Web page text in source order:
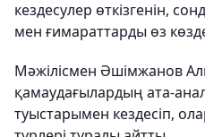
кездесулер өткізгенін,
мен ғимараттарды өз
Мәжілісмен Әшімжанов
қамаудағылардың ата-
туыстарымен кездесіп,